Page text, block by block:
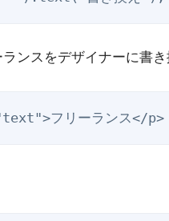
ンスをデザイナーに書
フリーランス</p>